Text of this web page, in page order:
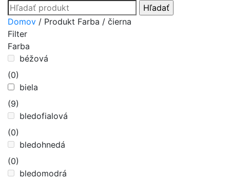
Search
for:
Prejsť
na
obsah
Domov / Produkt Farba / čierna
Filter
Farba
béžová
(0)
biela
(9)
bledofialová
(0)
bledohnedá
(0)
bledomodrá